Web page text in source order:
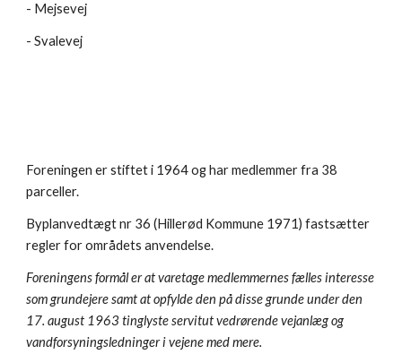
- Mejsevej
- Svalevej
Foreningen er stiftet i 1964 og har medlemmer fra 38
parceller.
Byplanvedtægt nr 36 (Hillerød Kommune 1971) fastsætter
regler for områdets anvendelse.
Foreningens formål er at varetage medlemmernes fælles interesse
som grundejere samt at opfylde den på disse grunde under den
17. august 1963 tinglyste servitut vedrørende vejanlæg og
vandforsyningsledninger i vejene med mere.